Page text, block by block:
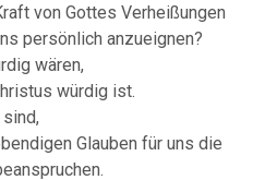
von Gottes Verheißungen
persönlich anzueignen?
wären,
würdig ist.
Glauben für uns die